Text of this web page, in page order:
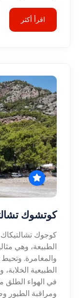
اقرأ أكثر
كوتشوك
كوجوك
الطبيعة، وهي
والمغامرة. وتحيط
الطبيعية
في الهواء
ومراقبة الطيور